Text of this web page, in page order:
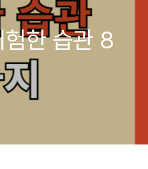
험한 습관 8